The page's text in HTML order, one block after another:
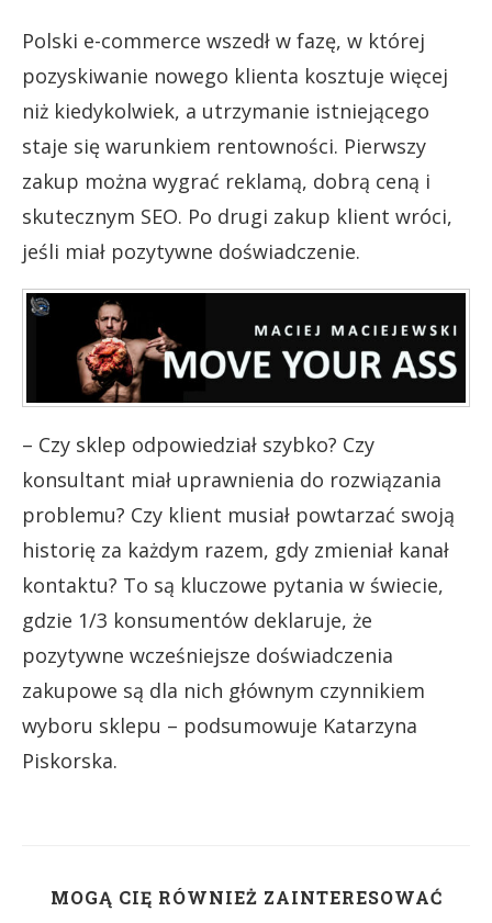
Polski e-commerce wszedł w fazę, w której
pozyskiwanie nowego klienta kosztuje więcej
niż kiedykolwiek, a utrzymanie istniejącego
staje się warunkiem rentowności. Pierwszy
zakup można wygrać reklamą, dobrą ceną i
skutecznym SEO. Po drugi zakup klient wróci,
jeśli miał pozytywne doświadczenie.
– Czy sklep odpowiedział szybko? Czy
konsultant miał uprawnienia do rozwiązania
problemu? Czy klient musiał powtarzać swoją
historię za każdym razem, gdy zmieniał kanał
kontaktu? To są kluczowe pytania w świecie,
gdzie 1/3 konsumentów deklaruje, że
pozytywne wcześniejsze doświadczenia
zakupowe są dla nich głównym czynnikiem
wyboru sklepu – podsumowuje Katarzyna
Piskorska.
MOGĄ CIĘ RÓWNIEŻ ZAINTERESOWAĆ